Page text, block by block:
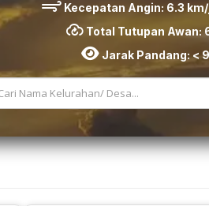
Kecepatan Angin: 6.3
Total Tutupan Awan:
Jarak Pandang: <